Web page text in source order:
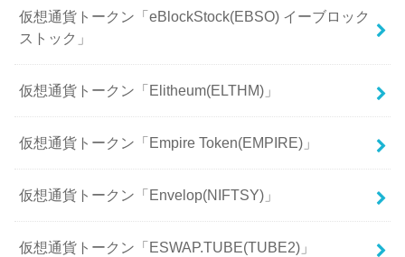
仮想通貨トークン「eBlockStock(EBSO) イーブロック
ストック」
仮想通貨トークン「Elitheum(ELTHM)」
仮想通貨トークン「Empire Token(EMPIRE)」
仮想通貨トークン「Envelop(NIFTSY)」
仮想通貨トークン「ESWAP.TUBE(TUBE2)」